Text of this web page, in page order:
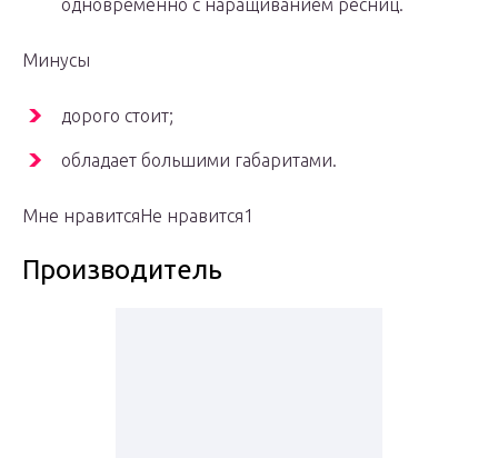
одновременно с наращиванием ресниц.
Минусы
дорого стоит;
обладает большими габаритами.
Мне нравитсяНе нравится1
Производитель